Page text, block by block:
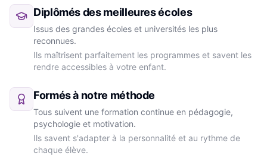
Diplômés des meilleures écoles
Issus des grandes écoles et universités les plus
reconnues.
Ils maîtrisent parfaitement les programmes et savent les
rendre accessibles à votre enfant.
Formés à notre méthode
Tous suivent une formation continue en pédagogie,
psychologie et motivation.
Ils savent s'adapter à la personnalité et au rythme de
chaque élève.